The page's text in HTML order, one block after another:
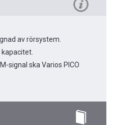
av rörsystem.
signal ska Varios PICO